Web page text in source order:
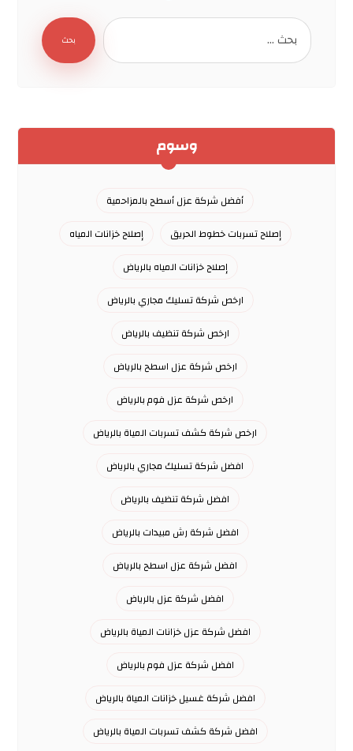
وسوم
أفضل شركة عزل أسطح بالمزاحمية
إصلاح تسربات خطوط الحريق
إصلاح خزانات المياه
إصلاح خزانات المياه بالرياض
ارخص شركة تسليك مجاري بالرياض
ارخص شركة تنظيف بالرياض
ارخص شركة عزل اسطح بالرياض
ارخص شركة عزل فوم بالرياض
ارخص شركة كشف تسربات المياة بالرياض
افضل شركة تسليك مجاري بالرياض
افضل شركة تنظيف بالرياض
افضل شركة رش مبيدات بالرياض
افضل شركة عزل اسطح بالرياض
افضل شركة عزل بالرياض
افضل شركة عزل خزانات المياة بالرياض
افضل شركة عزل فوم بالرياض
افضل شركة غسيل خزانات المياة بالرياض
افضل شركة كشف تسربات المياة بالرياض